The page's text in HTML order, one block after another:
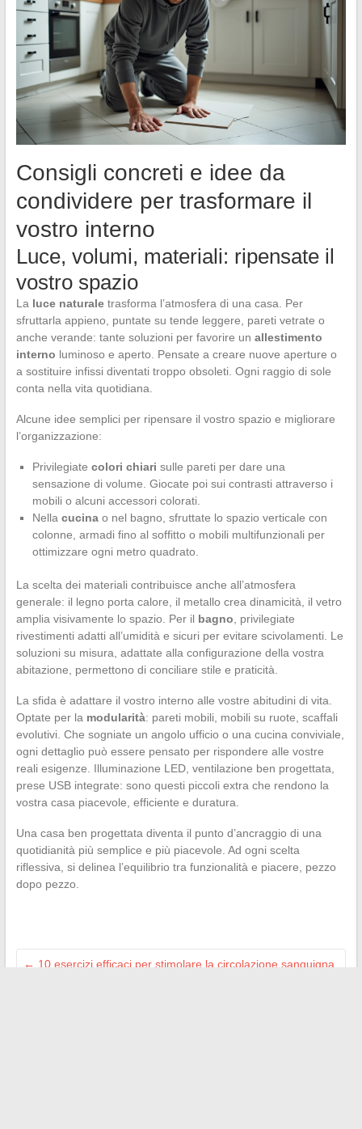
Consigli concreti e idee da
condividere per trasformare il
vostro interno
Luce, volumi, materiali: ripensate il
vostro spazio
La luce naturaletrasforma l’atmosfera di una casa. Per
sfruttarla appieno, puntate su tende leggere, pareti vetrate o
anche verande: tante soluzioni per favorire un allestimento
interno luminoso e aperto. Pensate a creare nuove aperture o
a sostituire infissi diventati troppo obsoleti. Ogni raggio di sole
conta nella vita quotidiana.
Alcune idee semplici per ripensare il vostro spazio e migliorare
l’organizzazione:
Privilegiate colori chiari sulle pareti per dare una
sensazione di volume. Giocate poi sui contrasti attraverso i
mobili o alcuni accessori colorati.
Nella cucinao nel bagno, sfruttate lo spazio verticale con
colonne, armadi fino al soffitto o mobili multifunzionali per
ottimizzare ogni metro quadrato.
La scelta dei materiali contribuisce anche all’atmosfera
generale: il legno porta calore, il metallo crea dinamicità, il vetro
amplia visivamente lo spazio. Per il bagno , privilegiate
rivestimenti adatti all’umidità e sicuri per evitare scivolamenti. Le
soluzioni su misura, adattate alla configurazione della vostra
abitazione, permettono di conciliare stile e praticità.
La sfida è adattare il vostro interno alle vostre abitudini di vita.
Optate per la modularità: pareti mobili, mobili su ruote, scaffali
evolutivi. Che sogniate un angolo ufficio o una cucina conviviale,
ogni dettaglio può essere pensato per rispondere alle vostre
reali esigenze. Illuminazione LED, ventilazione ben progettata,
prese USB integrate: sono questi piccoli extra che rendono la
vostra casa piacevole, efficiente e duratura.
Una casa ben progettata diventa il punto d’ancraggio di una
quotidianità più semplice e più piacevole. Ad ogni scelta
riflessiva, si delinea l’equilibrio tra funzionalità e piacere, pezzo
dopo pezzo.
← 10 esercizi efficaci per stimolare la circolazione sanguigna